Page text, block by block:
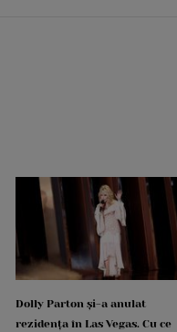
Dolly Parton și-a anulat
rezidența în Las Vegas. Cu ce